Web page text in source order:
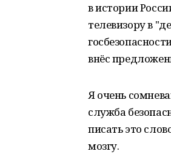
в истории
телевизору в
внёс
Я очень
служба
писать это
мозгу.